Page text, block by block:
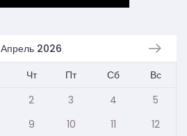
Апрель 2026
Чт Пт Сб
Вс
2 3 4
5
9 10 11
12